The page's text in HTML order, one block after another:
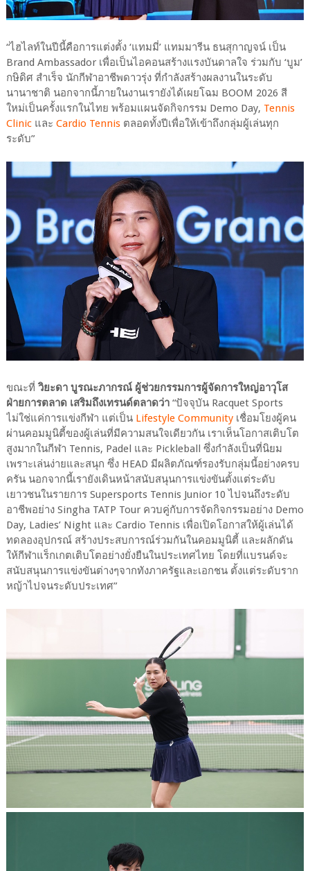
“ไฮไลท์ในปีนี้คือการแต่งตั้ง ‘แทมมี่’ แทมมารีน ธนสุกาญจน์ เป็น
Brand Ambassador เพื่อเป็นไอคอนสร้างแรงบันดาลใจ ร่วมกับ ‘บูม’
กษิดิศ สำเร็จ นักกีฬาอาชีพดาวรุ่ง ที่กำลังสร้างผลงานในระดับ
นานาชาติ นอกจากนี้ภายในงานเรายังได้เผยโฉม BOOM 2026 สี
ใหม่เป็นครั้งแรกในไทย พร้อมแผนจัดกิจกรรม Demo Day, Tennis
Clinicและ Cardio Tennisตลอดทั้งปีเพื่อให้เข้าถึงกลุ่มผู้เล่นทุก
ระดับ”
ขณะที่ วิยะดา บูรณะภากรณ์ ผู้ช่วยกรรมการผู้จัดการใหญ่อาวุโส
ฝ่ายการตลาด เสริมถึงเทรนด์ตลาดว่า“ปัจจุบัน Racquet Sports
ไม่ใช่แค่การแข่งกีฬา แต่เป็น Lifestyle Communityเชื่อมโยงผู้คน
ผ่านคอมมูนิตี้ของผู้เล่นที่มีความสนใจเดียวกัน เราเห็นโอกาสเติบโต
สูงมากในกีฬา Tennis, Padel และ Pickleball ซึ่งกำลังเป็นที่นิยม
เพราะเล่นง่ายและสนุก ซึ่ง HEAD มีผลิตภัณฑ์รองรับกลุ่มนี้อย่างครบ
ครัน นอกจากนี้เรายังเดินหน้าสนับสนุนการแข่งขันตั้งแต่ระดับ
เยาวชนในรายการ Supersports Tennis Junior 10 ไปจนถึงระดับ
อาชีพอย่าง Singha TATP Tour ควบคู่กับการจัดกิจกรรมอย่าง Demo
Day, Ladies’ Night และ Cardio Tennis เพื่อเปิดโอกาสให้ผู้เล่นได้
ทดลองอุปกรณ์ สร้างประสบการณ์ร่วมกันในคอมมูนิตี้ และผลักดัน
ให้กีฬาแร็กเกตเติบโตอย่างยั่งยืนในประเทศไทย โดยที่แบรนด์จะ
สนับสนุนการแข่งขันต่างๆจากทังภาครัฐและเอกชน ตั้งแต่ระดับราก
หญ้าไปจนระดับประเทศ”